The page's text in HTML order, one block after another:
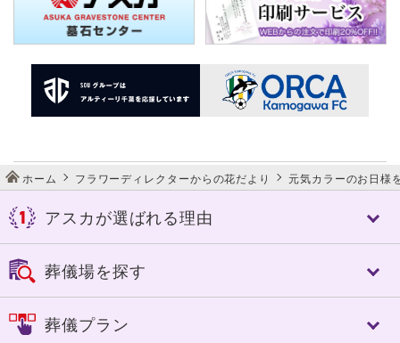
ホーム フラワーディレクターからの花だより 元気カラーのお日様
アスカが選ばれる理由
アスカの特長
控室への心配り
人づくり（人材教育）
葬儀場を探す
成田市
葬儀プラン